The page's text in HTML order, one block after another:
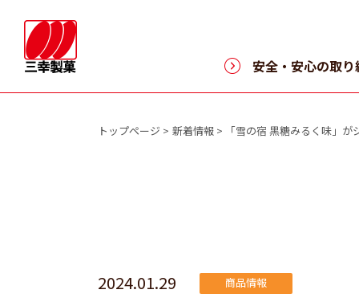
安全・安心の取り
トップページ 新着情報 「雪の宿 黒糖みるく味」
2024.01.29 商品情報